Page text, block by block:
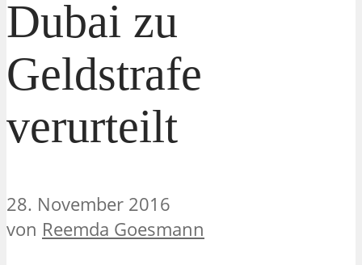
Dubai zu
Geldstrafe
verurteilt
28. November 2016
von Reemda Goesmann